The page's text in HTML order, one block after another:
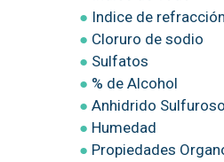
● Indice de refracción
● Cloruro de sodio
● Sulfatos
● % de Alcohol
● Anhidrido
● Humedad
● Propiedades